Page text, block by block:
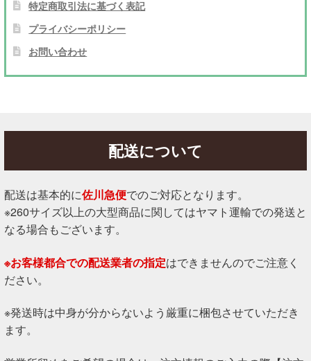
特定商取引法に基づく表記
プライバシーポリシー
お問い合わせ
配送について
配送は基本的に佐川急便でのご対応となります。
※260サイズ以上の大型商品に関してはヤマト運輸での発送と
なる場合もございます。
※お客様都合での配送業者の指定はできませんのでご注意く
ださい。
※発送時は中身が分からないよう厳重に梱包させていただき
ます。